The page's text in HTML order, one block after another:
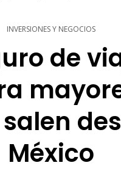
INVERSIONES Y NEGOCIOS
de
México